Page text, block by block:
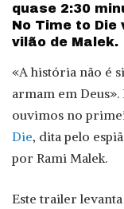
quase 2:30
No Time to Die
vilão de Malek.
«A história não é
armam em Deus».
ouvimos no
Die, dita pelo
por Rami Malek.
Este trailer